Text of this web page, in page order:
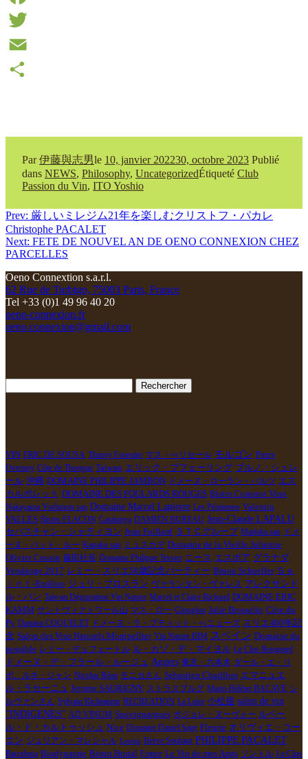
Facebook
Twitter
Email
Par伊藤與志男le 10, janvier 202230, octobre 2023 Publié
dans NEWS, Philosophy, UncategorizedÉtiqueté Club
Passion du Vin, ITO Yoshio
Navigation
de
l’article
Prev: 厳しいミレジム21年を楽しむクリストフ・パカレ
Christophe PACALET
Next: FETE DE NOUVEL AN DE OENO CONNEXION CHEZ
PARCELLES
Oeno Connextion s.a.r.l.
62 Rue de Turbigo, 75003 Paris, France
Tel +33 (0)1 49 96 40 20
oeno-connexion.fr
oeno.connexion@gmail.com
VIN ERIC DE SOUSA Thierry Forestier マス・ぺリセール モルゴン Pierre
Overnoy Côte de Thongue Taiwan エリック・プフェーリング ブルノ・シュレ
ール 沖縄 DOMAINE PHILIPPE JAMBON ドメーヌ・ローラン・バルツ エス
カルポレット DOMAINE DES FOULARDS ROUGES Bistro Coinstot Vino
Nakayama Yoshinori san Domaine Marcel Lapierre Les Pénitentes Valentin
VALLES Bistro FLACON Catalunya DAMIEN BUREAU Jean-Claude LAPALU
セバスチャン・シャティヨン Jean Foillard ＳＴＣグループ Madoka san ドメ
ーヌ・パット・ルー Kanako san ミュスカデ Domaine de la Vieille Julienne
Olivier Cousin 藤田社長 Domaine Philippe Tessier ニース エスポア グラナダ
Vendange 2017 レミー・スリエ50歳記念パーティー Bruno Schueller Ｓａ
ｉｎｔ-Emilion ジュリ・ブロスラン ヴァランタン・ヴァレス アレクサンド
ル・バン Taiwan Dégustation Vin Nature Marcel et Claire Richaud DOMAINE ERIC
KAMM サントヴィクトワール山 マス・ロー Glouglou Julie Brosselin Côte du
Py Damien COQUELET ドメーヌ・ラ・プティット・べニューズ スリエ400年記
念 Salon des Vins Naturels Montpellier Vin Nature BIM スペイン Domaine du
possible レミー・デュフェートル ル・カゾ・デ・マイヨル Le Clos Rougeard
ドメーヌ・デ・フラール・ルージュ
Angers 東京・六本木 ダール・エ・リ
ボ、ルネ・ジャン Nicolas Réau モニカさん Sebastien Chatillon エマニュエ
ル・ラセーニュ Jerome SAURIGNY ストラスブルグ Marie-Hélène BACAVE シ
ルヴァンさん Sylvain Richeaume RECREATION La Loire 小松屋 salon de vin
''INDIGENES'' AD VINUM Souvignargues ボジョレ・ヌーヴォー ルペー
ル・ド・カルトゥッシュ Nice Domaine Daniel Sage Fleurie オリヴィエ・コー
エン ジュリアン・マレシャル Leonis Herve Souhaut PHILIPPE PACALET
Barcelona Biodynamie Bistro Brutal France Le Vin de mes Amis ソントル Le Clos